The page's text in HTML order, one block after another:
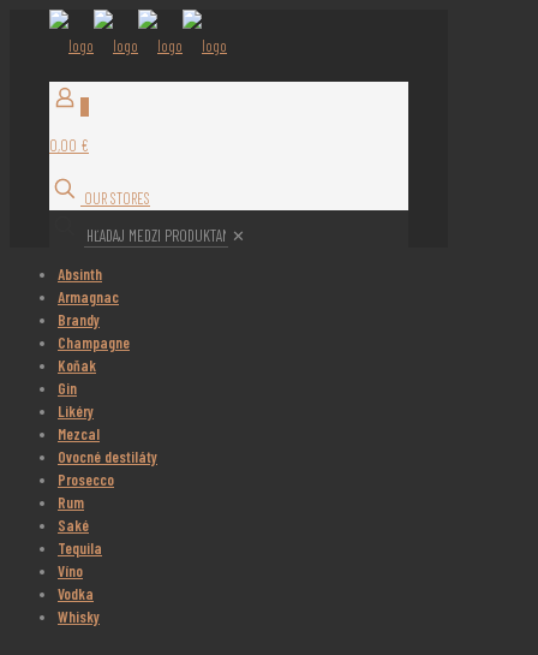
0,00 €
OUR STORES
✕
Absinth
Armagnac
Brandy
Champagne
Koňak
Gin
Likéry
Mezcal
Ovocné destiláty
Prosecco
Rum
Saké
Tequila
Víno
Vodka
Whisky